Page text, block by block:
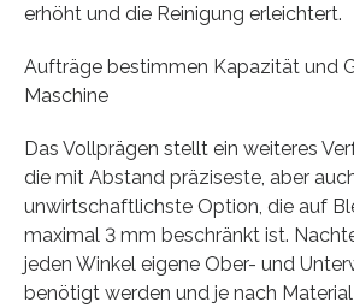
erhöht und die Reinigung erleichtert.
Aufträge bestimmen Kapazität und
Maschine
Das Vollprägen stellt ein weiteres
die mit Abstand präziseste, aber
unwirtschaftlichste Option, die auf
maximal 3 mm beschränkt ist.
jeden Winkel eigene Ober- und
benötigt werden und je nach